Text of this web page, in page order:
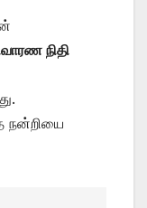
நிதி
நன்றியை